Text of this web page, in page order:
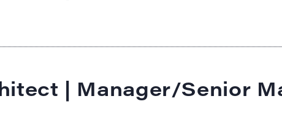
| Manager/Senior